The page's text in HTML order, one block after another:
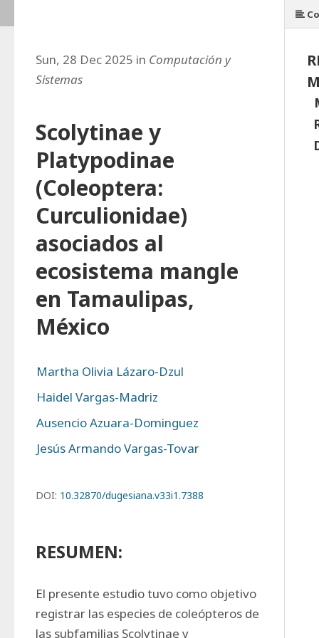
Sun, 28 Dec 2025 in Computación y
Sistemas
Scolytinae y
Platypodinae
(Coleoptera:
Curculionidae)
asociados al
ecosistema mangle
en Tamaulipas,
México
Martha Olivia Lázaro-Dzul
Haidel Vargas-Madriz
Ausencio Azuara-Dominguez
Jesús Armando Vargas-Tovar
DOI: 10.32870/dugesiana.v33i1.7388
RESUMEN:
El presente estudio tuvo como objetivo
registrar las especies de coleópteros de
las subfamilias Scolytinae y